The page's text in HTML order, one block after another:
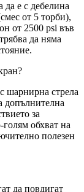
е с дебелина
от 5 торби),
от 2500 psi във
да няма
шарнирна стрела
допълнителна
за
обхват на
полезен
да повдигат